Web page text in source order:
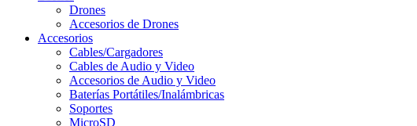
Drones
Accesorios de Drones
Accesorios
Cables/Cargadores
Cables de Audio y Video
Accesorios de Audio y Video
Baterías Portátiles/Inalámbricas
Soportes
MicroSD